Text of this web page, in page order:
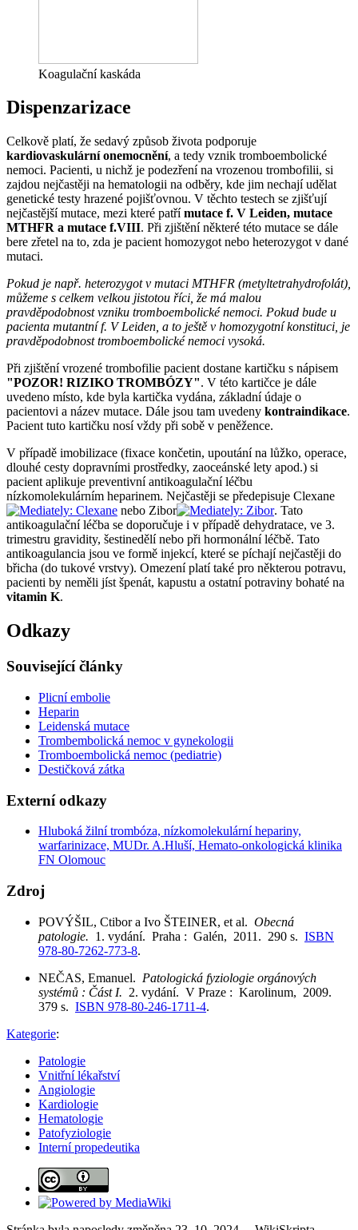
Koagulační kaskáda
Dispenzarizace
Celkově platí, že sedavý způsob života podporuje
kardiovaskulární onemocnění, a tedy vznik tromboembolické
nemoci. Pacienti, u nichž je podezření na vrozenou trombofilii, si
zajdou nejčastěji na hematologii na odběry, kde jim nechají udělat
genetické testy hrazené pojišťovnou. V těchto testech se zjišťují
nejčastější mutace, mezi které patřímutace f. V Leiden, mutace
MTHFR a mutace f.VIII. Při zjištění některé této mutace se dále
bere zřetel na to, zda je pacient homozygot nebo heterozygot v dané
mutaci.
Pokud je např. heterozygot v mutaci MTHFR (metyltetrahydrofolát),
můžeme s celkem velkou jistotou říci, že má malou
pravděpodobnost vzniku tromboembolické nemoci. Pokud bude u
pacienta mutantní f. V Leiden, a to ještě v homozygotní konstituci, je
pravděpodobnost tromboembolické nemoci vysoká.
Při zjištění vrozené trombofilie pacient dostane kartičku s nápisem
"POZOR! RIZIKO TROMBÓZY". V této kartičce je dále
uvedeno místo, kde byla kartička vydána, základní údaje o
pacientovi a název mutace. Dále jsou tam uvedeny kontraindikace.
Pacient tuto kartičku nosí vždy při sobě v peněžence.
V případě imobilizace (fixace končetin, upoutání na lůžko, operace,
dlouhé cesty dopravními prostředky, zaoceánské lety apod.) si
pacient aplikuje preventivní antikoagulační léčbu
nízkomolekulárním heparinem. Nejčastěji se předepisuje Clexane
nebo Zibor
. Tato
antikoagulační léčba se doporučuje i v případě dehydratace, ve 3.
trimestru gravidity, šestinedělí nebo při hormonální léčbě. Tato
antikoagulancia jsou ve formě injekcí, které se píchají nejčastěji do
břicha (do tukové vrstvy). Omezení platí také pro některou potravu,
pacienti by neměli jíst špenát, kapustu a ostatní potraviny bohaté na
vitamin K.
Odkazy
Související články
Plicní embolie
Heparin
Leidenská mutace
Trombembolická nemoc v gynekologii
Tromboembolická nemoc (pediatrie)
Destičková zátka
Externí odkazy
Hluboká žilní trombóza, nízkomolekulární hepariny,
warfarinizace, MUDr. A.Hluší, Hemato-onkologická klinika
FN Olomouc
Zdroj
POVÝŠIL, Ctibor a Ivo ŠTEINER, et al. Obecná
patologie. 1. vydání. Praha : Galén, 2011. 290 s. ISBN
978-80-7262-773-8.
NEČAS, Emanuel. Patologická fyziologie orgánových
systémů : Část I. 2. vydání. V Praze : Karolinum, 2009.
379 s. ISBN 978-80-246-1711-4.
Kategorie:
Patologie
Vnitřní lékařství
Angiologie
Kardiologie
Hematologie
Patofyziologie
Interní propedeutika